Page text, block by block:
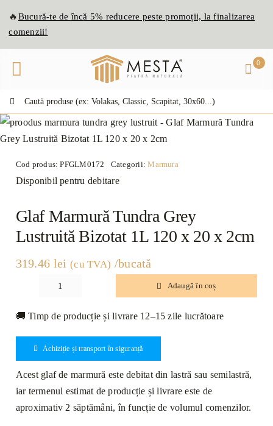
🔥Bucură-te deîncă 5% reducere peste promoții, la finalizarea
comenzii!
0
Cod produs:PFGLM0172 Categorii:Marmura
Disponibil pentru debitare
Glaf Marmură Tundra Grey
Lustruită Bizotat 1L 120 x 20 x 2cm
319.46 lei (cu TVA) /bucată
Marmură
Tundra
Grey
Adaugă în coș
🚚 Timp de producție și livrare 12–15 zile lucrătoare
Achiziție și transport în siguranță
Acest glaf de marmură este debitat din lastră sau semilastră,
iar termenul estimat de producție și livrare este de
aproximativ 2 săptămâni, în funcție de volumul comenzilor.